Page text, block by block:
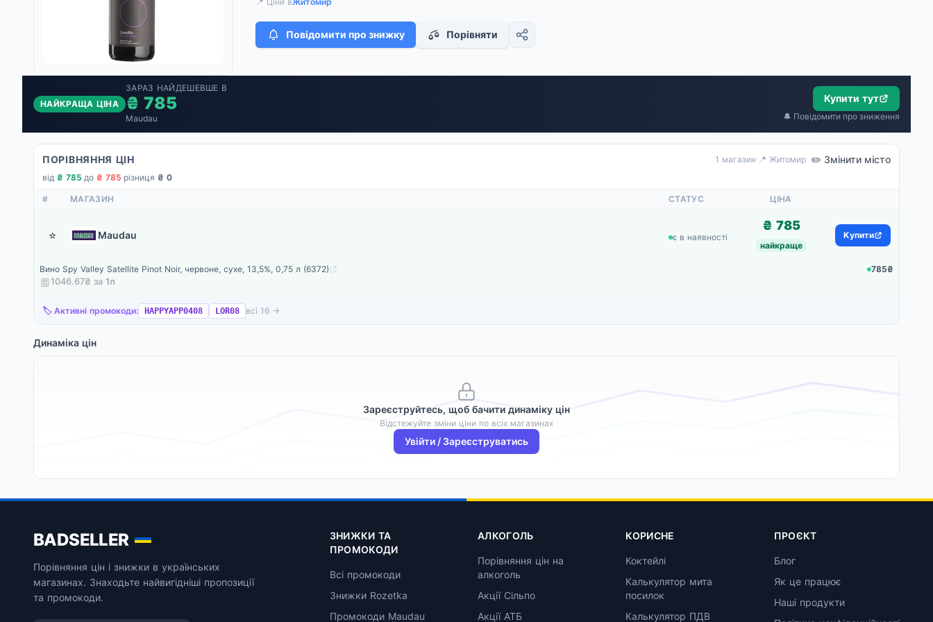
Повідомити про знижку Порівняти
НАЙКРАЩА ЦІНА
ЗАРАЗ НАЙДЕШЕВШЕ В
₴ 785
Maudau
Купити тут
🔔 Повідомити про зниження
ПОРІВНЯННЯ ЦІН 1 магазин· 📍 Житомир ✏️ Змінити місто
від ₴ 785·до ₴ 785·різниця ₴ 0
# МАГАЗИН СТАТУС ЦІНА
⭐ Maudau є в наявності
₴ 785
найкраще
Купити
Вино Spy Valley Satellite Pinot Noir, червоне, сухе, 13,5%, 0,75 л (6372)
785₴
1046.67₴ за 1л
🏷️ Активні промокоди: HAPPYAPP0408 LOR08 всі 16 →
Динаміка цін
Зареєструйтесь, щоб бачити динаміку цін
Відстежуйте зміни ціни по всіх магазинах
Увійти / Зареєструватись
BADSELLER
Порівняння цін і знижки в українських
магазинах. Знаходьте найвигідніші пропозиції
та промокоди.
ЗНИЖКИ ТА
ПРОМОКОДИ
Всі промокоди
Знижки Rozetka
Промокоди Maudau
АЛКОГОЛЬ
Порівняння цін на
алкоголь
Акції Сільпо
Акції АТБ
КОРИСНЕ
Коктейлі
Калькулятор мита
посилок
Калькулятор ПДВ
ПРОЄКТ
Блог
Як це працює
Наші продукти